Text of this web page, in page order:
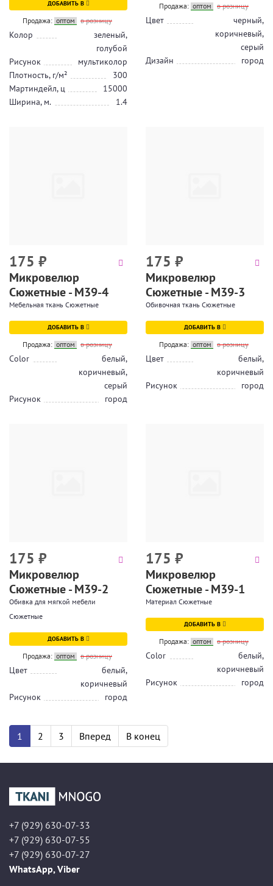
ДОБАВИТЬ В
Продажа: оптом в розницу
Колор
зеленый,
голубой
Рисунок
мультиколор
Плотность, г/м²
300
Мартиндейл, ц
15000
Ширина, м.
1.4
Продажа: оптом в розницу
Цвет
черный,
коричневый,
серый
Дизайн
город
175 ₽
Микровелюр
Сюжетные - M39-4
Мебельная ткань Сюжетные
ДОБАВИТЬ В
Продажа: оптом в розницу
Color
белый,
коричневый,
серый
Рисунок
город
175 ₽
Микровелюр
Сюжетные - M39-3
Обивочная ткань Сюжетные
ДОБАВИТЬ В
Продажа: оптом в розницу
Цвет
белый,
коричневый
Рисунок
город
175 ₽
Микровелюр
Сюжетные - M39-2
Обивка для мягкой мебели
Сюжетные
ДОБАВИТЬ В
Продажа: оптом в розницу
Цвет
белый,
коричневый
Рисунок
город
175 ₽
Микровелюр
Сюжетные - M39-1
Материал Сюжетные
ДОБАВИТЬ В
Продажа: оптом в розницу
Color
белый,
коричневый
Рисунок
город
1 2 3 Вперед В конец
+7 (929) 630-07-33
+7 (929) 630-07-55
+7 (929) 630-07-27
WhatsApp, Viber